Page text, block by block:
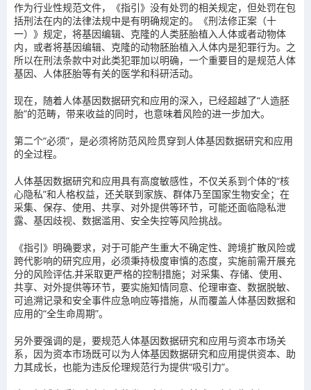
作为行业性规范文件，《指引》没有处罚的相关规定，但处罚在包
括刑法在内的法律法规中是有明确规定的。《刑法修正案（十
一）》规定，将基因编辑、克隆的人类胚胎植入人体或者动物体
内，或者将基因编辑、克隆的动物胚胎植入人体内是犯罪行为。之
所以在刑法条款中对此类犯罪加以明确，一个重要目的是规范人体
基因、人体胚胎等有关的医学和科研活动。
现在，随着人体基因数据研究和应用的深入，已经超越了“人造胚
胎”的范畴，带来收益的同时，也意味着风险的进一步加大。
第二个“必须”，是必须将防范风险贯穿到人体基因数据研究和应用
的全过程。
人体基因数据研究和应用具有高度敏感性，不仅关系到个体的“核
心隐私”和人格权益，还关联到家族、群体乃至国家生物安全；在
采集、保存、使用、共享、对外提供等环节，可能还面临隐私泄
露、基因歧视、数据滥用、安全失控等风险挑战。
《指引》明确要求，对于可能产生重大不确定性、跨境扩散风险或
跨代影响的研究应用，必须秉持极度审慎的态度，实施前需开展充
分的风险评估,并采取更严格的控制措施；对采集、存储、使用、
共享、对外提供等环节，要实施知情同意、伦理审查、数据脱敏、
可追溯记录和安全事件应急响应等措施，从而覆盖人体基因数据和
应用的“全生命周期”。
另外要强调的是，要规范人体基因数据研究和应用与资本市场关
系，因为资本市场既可以为人体基因数据研究和应用提供资本、助
力其成长，也能为违反伦理规范行为提供“吸引力”。